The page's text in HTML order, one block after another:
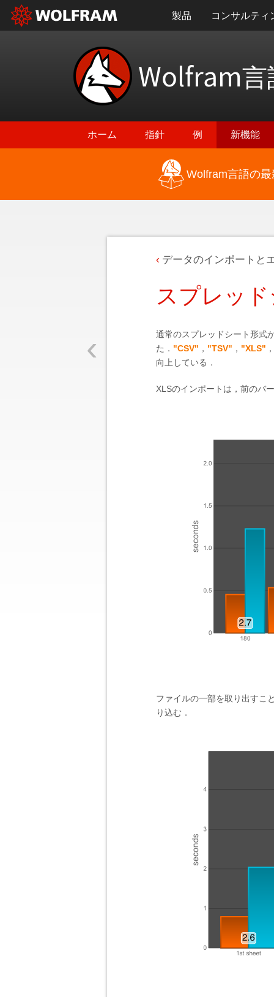
製品 コンサルティ
Wolfram言
ホーム 指針 例 新機能
Wolfram言語の
‹
データのインポートと
スプレッ
通常のスプレッドシート形式
た． "CSV" ， "TSV" ， "XLS" ，
向上している．
XLSのインポートは，前のバ
ファイルの一部を取り出すこ
り込む．